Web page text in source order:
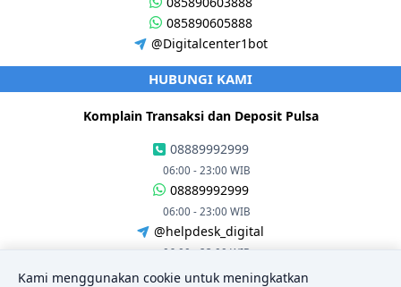
085890605888
@Digitalcenter1bot
HUBUNGI KAMI
Komplain Transaksi dan Deposit Pulsa
08889992999
06:00 - 23:00 WIB
08889992999
06:00 - 23:00 WIB
@helpdesk_digital
06:00 - 23:00 WIB
Kami menggunakan cookie untuk meningkatkan